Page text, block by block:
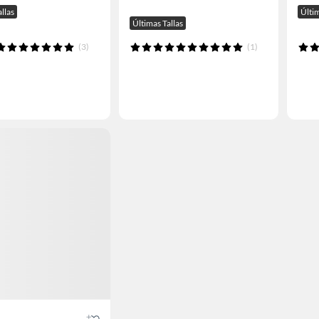
(3)
Últimas Tallas
(1)